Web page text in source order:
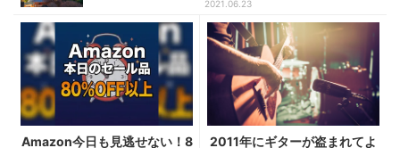
2021.06.23
Amazon今日も見逃せない！8
2011年にギターが盗まれてよ